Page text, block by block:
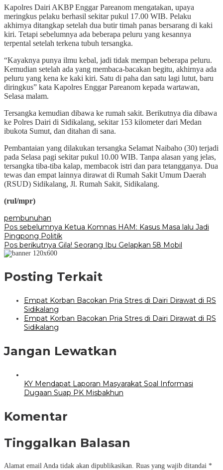
Kapolres Dairi AKBP Enggar Pareanom mengatakan, upaya
meringkus pelaku berhasil sekitar pukul 17.00 WIB. Pelaku
akhirnya ditangkap setelah dua butir timah panas bersarang di kaki
kiri. Tetapi sebelumnya ada beberapa peluru yang kesannya
terpental setelah terkena tubuh tersangka.
“Kayaknya punya ilmu kebal, jadi tidak mempan beberapa peluru.
Kemudian setelah ada yang membaca-bacakan begitu, akhirnya ada
peluru yang kena ke kaki kiri. Satu di paha dan satu lagi lutut, baru
diringkus” kata Kapolres Enggar Pareanom kepada wartawan,
Selasa malam.
Tersangka kemudian dibawa ke rumah sakit. Berikutnya dia dibawa
ke Polres Dairi di Sidikalang, sekitar 153 kilometer dari Medan
ibukota Sumut, dan ditahan di sana.
Pembantaian yang dilakukan tersangka Selamat Naibaho (30) terjadi
pada Selasa pagi sekitar pukul 10.00 WIB. Tanpa alasan yang jelas,
tersangka tiba-tiba kalap, membacok istri dan para tetangganya. Dua
tewas dan empat lainnya dirawat di Rumah Sakit Umum Daerah
(RSUD) Sidikalang, Jl. Rumah Sakit, Sidikalang.
(rul/mpr)
pembunuhan
Navigasi
pos
Pos sebelumnya Ketua Komnas HAM: Kasus Masa lalu Jadi
Pingpong Politik
Pos berikutnya Gila! Seorang Ibu Gelapkan 58 Mobil
Posting Terkait
Empat Korban Bacokan Pria Stres di Dairi Dirawat di RS
Sidikalang
Empat Korban Bacokan Pria Stres di Dairi Dirawat di RS
Sidikalang
Jangan Lewatkan
KY Mendapat Laporan Masyarakat Soal Informasi
Dugaan Suap PK Misbakhun
Komentar
Tinggalkan Balasan
Alamat email Anda tidak akan dipublikasikan. Ruas yang wajib ditandai *